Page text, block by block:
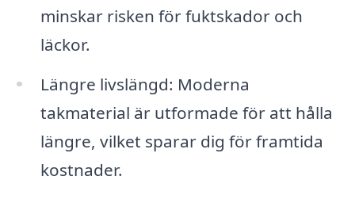
minskar risken för fuktskador och
läckor.
Längre livslängd: Moderna
takmaterial är utformade för att hålla
längre, vilket sparar dig för framtida
kostnader.